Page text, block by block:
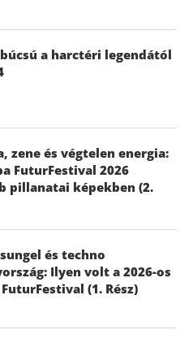
a harctéri legendától
zene és végtelen energia:
FuturFestival 2026
pillanatai képekben (2.
és techno
Ilyen volt a 2026-os
(1. Rész)